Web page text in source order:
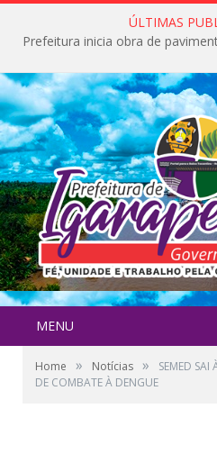
ÚLTIMAS
MENU
Home » Notícias »
SEMED
DE COMBATE À DENGUE